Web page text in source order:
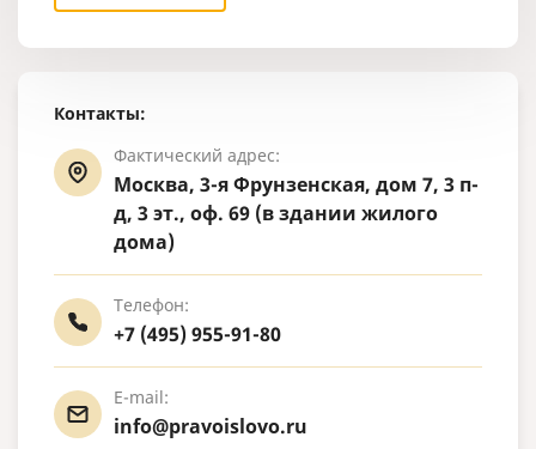
Контакты:
Фактический адрес:
Москва, 3-я Фрунзенская, дом 7, 3 п-
д, 3 эт., оф. 69 (в здании жилого
дома)
Телефон:
+7 (495) 955-91-80
E-mail:
info@pravoislovo.ru